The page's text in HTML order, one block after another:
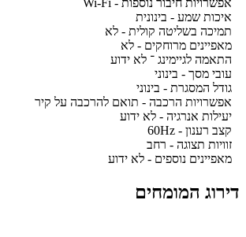
איכות שמע - בינונית
תמיכה בשליטה קולית - לא
מאפיינים מרוחקים - לא
התאמה לגיימינג ־ לא ידוע
עובי מסך - בינוני
גודל המסגרת - בינוני
אפשרויות הרכבה - תואם להרכבה על קיר
יעילות אנרגיה - לא ידוע
קצב רענון - 60Hz
זוויות תצוגה - רחב
מאפיינים נוספים - לא ידוע
דירוג המומחים